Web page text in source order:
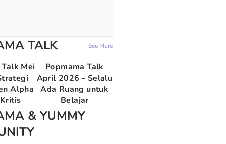
TALK See More
Mei
Alpha
Popmama Talk
April 2026 - Selalu
Ada Ruang untuk
Belajar
& YUMMY